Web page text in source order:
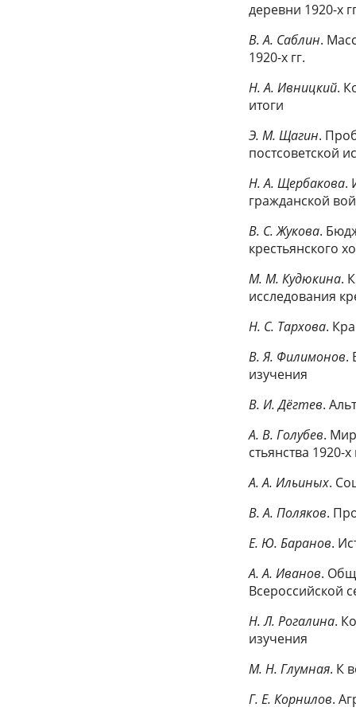
деревни 1920-х
В. А. Саблин.
1920-х гг.
Н. А. Ивницкий.
итоги
Э. М. Щагин.
постсоветской
Н. А. Щербакова.
гражданской
В. С. Жукова.
крестьянского
М. М. Кудюкина.
исследования
Н. С. Тархова.
В. Я. Филимонов.
изучения
В. И. Дёгтев.
А. В. Голубев.
стьянства 1920-
А. А. Ильиных.
В. А. Поляков.
Е. Ю. Баранов.
А. А. Иванов.
Всероссийской
Н. Л. Рогалина.
изучения
М. Н. Глумная. К
Г. Е. Корнилов.